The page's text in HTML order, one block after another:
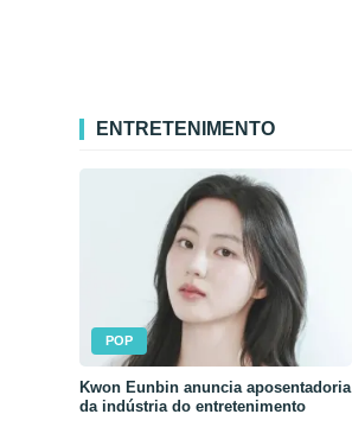
ENTRETENIMENTO
POP
Kwon Eunbin anuncia aposentadoria
da indústria do entretenimento